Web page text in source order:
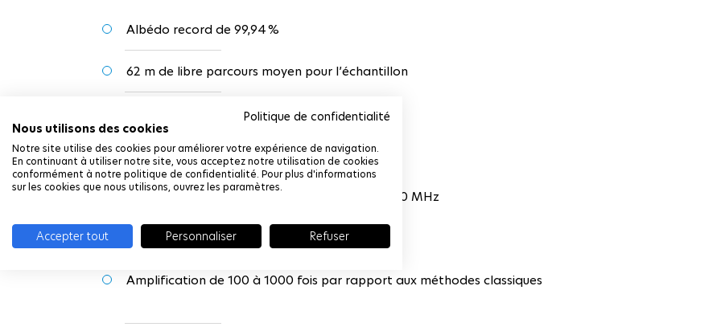
Politique de confidentialité
Nous utilisons des cookies
Notre site utilise des cookies pour améliorer votre expérience de navigation.
En continuant à utiliser notre site, vous acceptez notre utilisation de cookies
conformément à notre politique de confidentialité. Pour plus d'informations
sur les cookies que nous utilisons, ouvrez les paramètres.
Accepter tout Personnaliser Refuser
Albédo record de 99,94 %
62 m de libre parcours moyen pour l’échantillon
Finesse interférométrique de 10 500
Bruit de fond de 2,7 pm à 1 kHz
Plage dynamique de 8 à 10 décades jusqu’à 100 MHz
Sensibilité de 25 pm au mouvement colloïdal
Amplification de 100 à 1000 fois par rapport aux méthodes classiques